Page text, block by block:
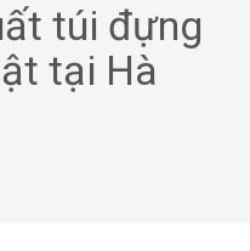
túi đựng
tại Hà